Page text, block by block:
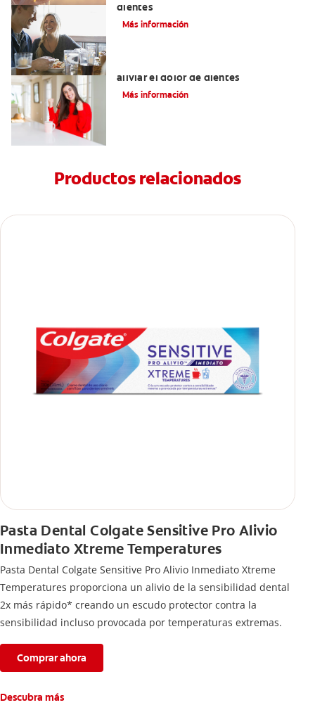
dientes
Más información
aliviar el dolor de dientes
Más información
Productos relacionados
Pasta Dental Colgate Sensitive Pro Alivio
Inmediato Xtreme Temperatures
Pasta Dental Colgate Sensitive Pro Alivio Inmediato Xtreme
Temperatures proporciona un alivio de la sensibilidad dental
2x más rápido* creando un escudo protector contra la
sensibilidad incluso provocada por temperaturas extremas.
Comprar ahora
Descubra más